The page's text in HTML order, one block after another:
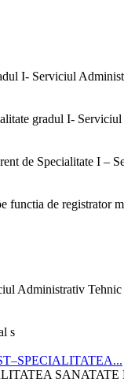
I- Serviciul
gradul I-
de Specialitate I –
functia de registrator
Administrativ
s